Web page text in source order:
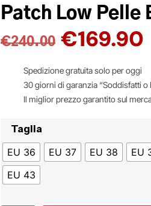
Patch Low Pelle
€240.00 €169.90
Spedizione gratuita solo per oggi
30 giorni di garanzia “Soddisfatti o
Il miglior prezzo garantito sul
Taglia
EU 36
EU 37 EU 38 EU
EU 43